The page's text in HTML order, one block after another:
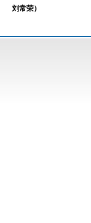
刘常荣）